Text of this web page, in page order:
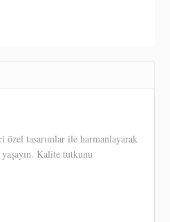
özel tasarımlar ile harmanlayarak
Kalite tutkunu